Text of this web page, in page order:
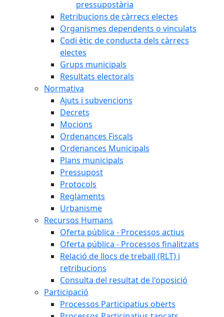
pressupostària
Retribucions de càrrecs electes
Organismes dependents o vinculats
Codi ètic de conducta dels càrrecs
electes
Grups municipals
Resultats electorals
Normativa
Ajuts i subvencions
Decrets
Mocions
Ordenances Fiscals
Ordenances Municipals
Plans municipals
Pressupost
Protocols
Reglaments
Urbanisme
Recursos Humans
Oferta pública - Processos actius
Oferta pública - Processos finalitzats
Relació de llocs de treball (RLT) i
retribucions
Consulta del resultat de l'oposició
Participació
Processos Participatius oberts